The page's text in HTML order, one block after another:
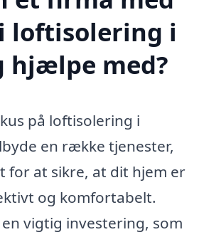
loftisolering i
hjælpe med?
på loftisolering i
en række tjenester,
for at sikre, at dit hjem er
og komfortabelt.
vigtig investering, som